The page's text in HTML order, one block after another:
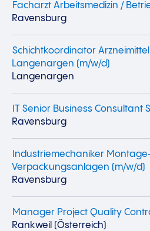
Facharzt Arbeitsmedizin /
Ravensburg
Schichtkoordinator
Langenargen (m/w/d)
Langenargen
IT Senior Business Consultant
Ravensburg
Industriemechaniker
Verpackungsanlagen (m/w/d)
Ravensburg
Manager Project Quality
Rankweil (Österreich)